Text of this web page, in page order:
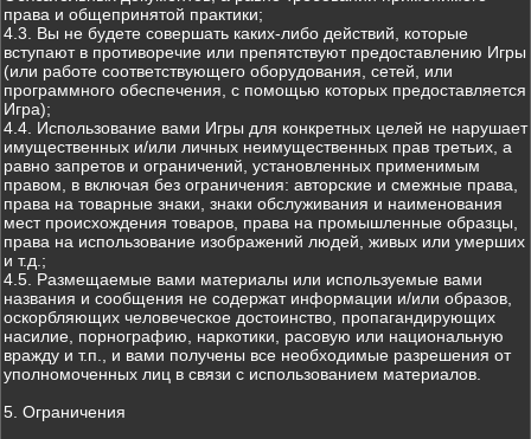
права и общепринятой практики;
4.3. Вы не будете совершать каких-либо действий, которые
вступают в противоречие или препятствуют предоставлению Игры
(или работе соответствующего оборудования, сетей, или
программного обеспечения, с помощью которых предоставляется
Игра);
4.4. Использование вами Игры для конкретных целей не нарушает
имущественных и/или личных неимущественных прав третьих, а
равно запретов и ограничений, установленных применимым
правом, в включая без ограничения: авторские и смежные права,
права на товарные знаки, знаки обслуживания и наименования
мест происхождения товаров, права на промышленные образцы,
права на использование изображений людей, живых или умерших
и т.д.;
4.5. Размещаемые вами материалы или используемые вами
названия и сообщения не содержат информации и/или образов,
оскорбляющих человеческое достоинство, пропагандирующих
насилие, порнографию, наркотики, расовую или национальную
вражду и т.п., и вами получены все необходимые разрешения от
уполномоченных лиц в связи с использованием материалов.
5. Ограничения